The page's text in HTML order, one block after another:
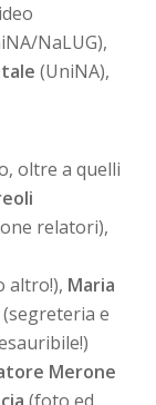
NaLUG),
(UniNA),
oltre a quelli
relatori),
altro!), Maria
(segreteria e
Merone